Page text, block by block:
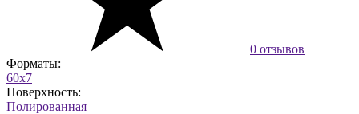
0 отзывов
Форматы:
60x7
Поверхность:
Полированная